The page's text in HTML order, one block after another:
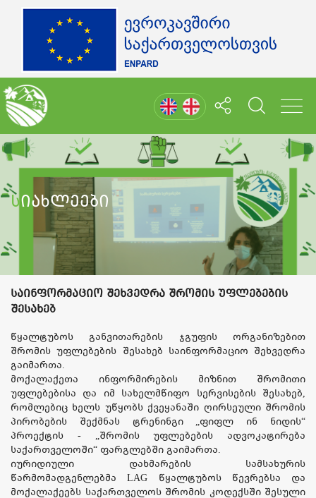
Სიახლეები
საინფორმაციო შეხვედრა შრომის უფლებების
შესახებ
წყალტუბოს განვითარების ჯგუფის ორგანიზებით
შრომის უფლებების შესახებ საინფორმაციო შეხვედრა
გაიმართა.
მოქალაქეთა ინფორმირების მიზნით შრომითი
უფლებებისა და იმ სახელმწიფო სერვისების შესახებ,
რომლებიც ხელს უწყობს ქვეყანაში ღირსეული შრომის
პირობების შექმნას ტრენინგი „ფიფლ ინ ნიდის“
პროექტის - „შრომის უფლებების ადვოკატირება
საქართველოში“ ფარგლებში გაიმართა.
იურიდიული დახმარების სამსახურის
წარმომადგენლებმა LAG წყალტუბოს წევრებსა და
მოქალაქეებს საქართველოს შრომის კოდექსში შესული